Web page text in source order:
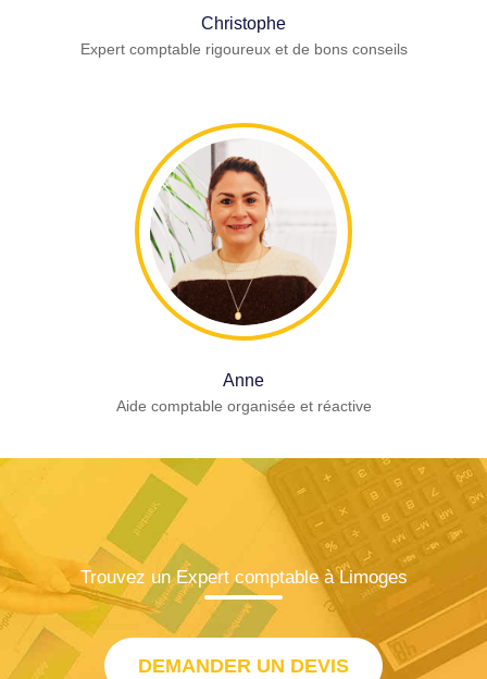
Christophe
Expert comptable rigoureux et de bons conseils
Anne
Aide comptable organisée et réactive
Trouvez un Expert comptable à Limoges
DEMANDER UN DEVIS